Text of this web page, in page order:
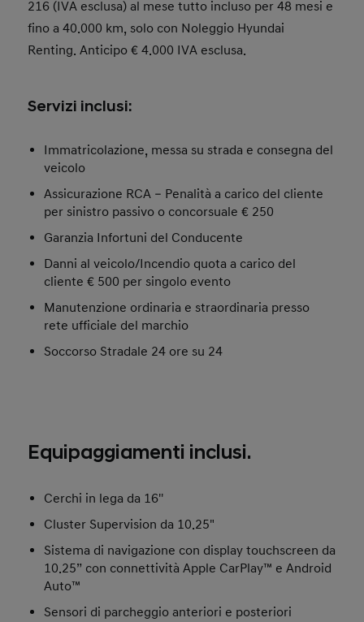
216 (IVA esclusa) al mese tutto incluso per 48 mesi e
fino a 40.000 km, solo con Noleggio Hyundai
Renting. Anticipo € 4.000 IVA esclusa.
Servizi inclusi:
Immatricolazione, messa su strada e consegna del
veicolo
Assicurazione RCA – Penalità a carico del cliente
per sinistro passivo o concorsuale € 250
Garanzia Infortuni del Conducente
Danni al veicolo/Incendio quota a carico del
cliente € 500 per singolo evento
Manutenzione ordinaria e straordinaria presso
rete ufficiale del marchio
Soccorso Stradale 24 ore su 24
Equipaggiamenti inclusi.
Cerchi in lega da 16''
Cluster Supervision da 10.25"
Sistema di navigazione con display touchscreen da
10.25” con connettività Apple CarPlay™ e Android
Auto™
Sensori di parcheggio anteriori e posteriori